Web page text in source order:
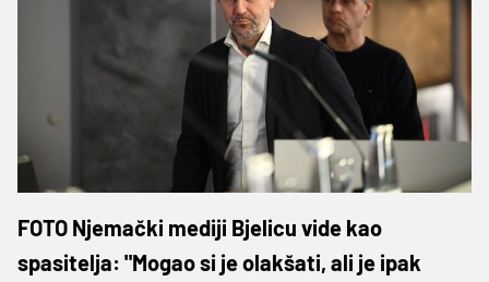
FOTO Njemački mediji Bjelicu vide kao
spasitelja: "Mogao si je olakšati, ali je ipak